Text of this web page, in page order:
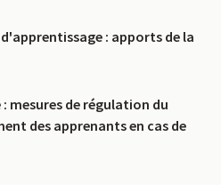
: apports de la
mesures de régulation du
des apprenants en cas de